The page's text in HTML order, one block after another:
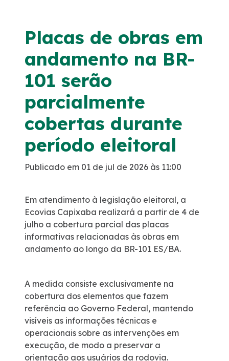
Atendimento
Fornecedores
Fale Conosco
Trabalhe Conosco
Dúvidas
Ouvidoria
Mapa da via
Placas de obras em
andamento na BR-
101 serão
parcialmente
cobertas durante
período eleitoral
Publicado em 01 de jul de 2026 às 11:00
Em atendimento à legislação eleitoral, a
Ecovias Capixaba realizará a partir de 4 de
julho a cobertura parcial das placas
informativas relacionadas às obras em
andamento ao longo da BR-101 ES/BA.
A medida consiste exclusivamente na
cobertura dos elementos que fazem
referência ao Governo Federal, mantendo
visíveis as informações técnicas e
operacionais sobre as intervenções em
execução, de modo a preservar a
orientação aos usuários da rodovia.